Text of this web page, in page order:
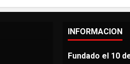
INFORMACION
Fundado el 10